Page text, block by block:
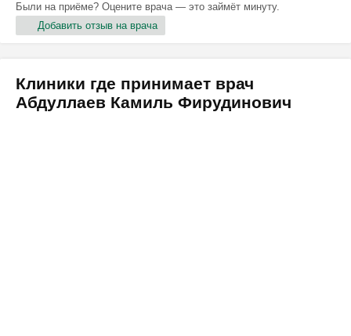
Были на приёме? Оцените врача — это займёт минуту.
Добавить отзыв на врача
Клиники где принимает врач
Абдуллаев Камиль Фирудинович